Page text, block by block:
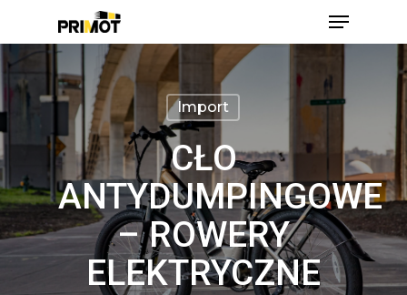
content
Menu
Import
CŁO
ANTYDUMPINGOWE
– ROWERY
ELEKTRYCZNE
Menu